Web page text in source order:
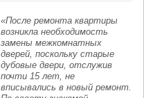
«После ремонта квартиры
возникла необходимость
замены межкомнатных
дверей, поскольку старые
дубовые двери, отслужив
почти 15 лет, не
вписывались в новый ремонт.